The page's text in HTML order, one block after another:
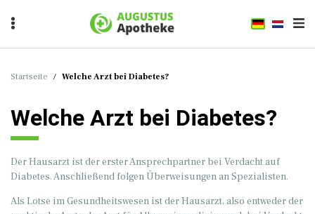
Startseite / Welche Arzt bei Diabetes?
Welche Arzt bei Diabetes?
Der Hausarzt ist der erster Ansprechpartner bei Verdacht auf
Diabetes. Anschließend folgen Überweisungen an Spezialisten.
Als Lotse im Gesundheitswesen ist der Hausarzt, also entweder der